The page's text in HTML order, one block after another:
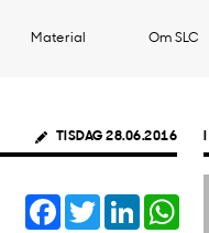
Material Om SLC
TISDAG 28.06.2016
Facebook
TwitterLinkedIn